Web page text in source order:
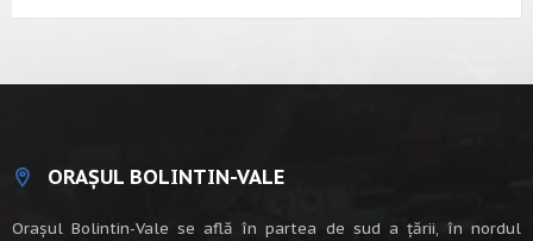
ORAȘUL BOLINTIN-VALE
Oraşul Bolintin-Vale se află în partea de sud a ţării, în nordul